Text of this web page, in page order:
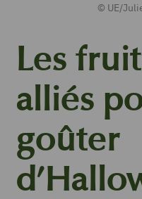
© UE/
Les
alliés
goûter